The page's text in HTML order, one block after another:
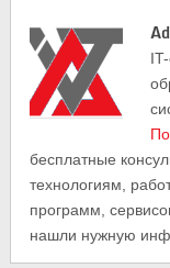
бесплатные
технологиям,
программ,
нашли нужную